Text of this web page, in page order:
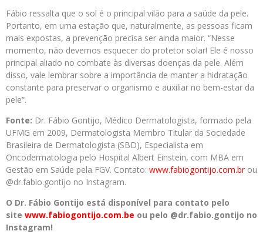
Fábio ressalta que o sol é o principal vilão para a saúde da pele.
Portanto, em uma estação que, naturalmente, as pessoas ficam
mais expostas, a prevenção precisa ser ainda maior. “Nesse
momento, não devemos esquecer do protetor solar! Ele é nosso
principal aliado no combate às diversas doenças da pele. Além
disso, vale lembrar sobre a importância de manter a hidratação
constante para preservar o organismo e auxiliar no bem-estar da
pele”.
Fonte: Dr. Fábio Gontijo, Médico Dermatologista, formado pela
UFMG em 2009, Dermatologista Membro Titular da Sociedade
Brasileira de Dermatologista (SBD), Especialista em
Oncodermatologia pelo Hospital Albert Einstein, com MBA em
Gestão em Saúde pela FGV. Contato: www.fabiogontijo.com.brou
@dr.fabio.gontijo no Instagram.
O Dr. Fábio Gontijo está disponível para contato pelo
site www.fabiogontijo.com.be ou pelo @dr.fabio.gontijo no
Instagram!